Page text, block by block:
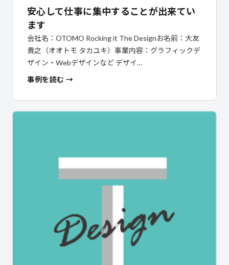
安心して仕事に集中することが出来てい
ます
会社名：OTOMO Rocking it The Designお名前：大友
貴之（オオトモ タカユキ）事業内容：グラフィックデ
ザイン・Webデザインなど デザイ…
事例を読む →